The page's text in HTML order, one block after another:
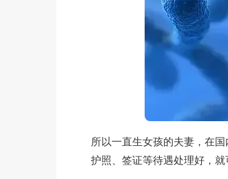
所以一直生女孩的夫妻，在
护照、签证等待遇处理好，